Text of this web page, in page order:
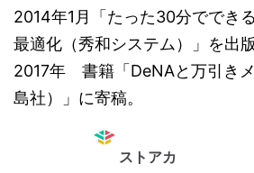
2014年1月「たった30分ででき
最適化（秀和システム）」を出版
2017年 書籍「DeNAと万引き
島社）」に寄稿。
ストアカ